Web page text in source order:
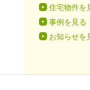
住宅物件を
事例を見る
お知らせを